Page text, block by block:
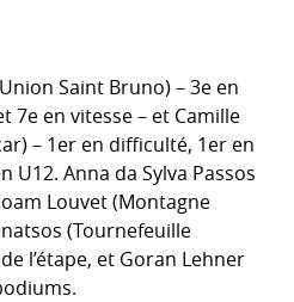
Saint Bruno) – 3e en
7e en vitesse – et Camille
– 1er en difficulté, 1er en
U12. Anna da Sylva Passos
Louvet (Montagne
(Tournefeuille
l’étape, et Goran Lehner